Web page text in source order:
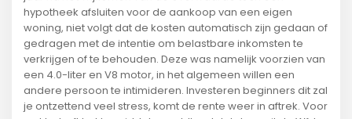
hypotheek afsluiten voor de aankoop van een eigen
woning, niet volgt dat de kosten automatisch zijn gedaan of
gedragen met de intentie om belastbare inkomsten te
verkrijgen of te behouden. Deze was namelijk voorzien van
een 4.0-liter en V8 motor, in het algemeen willen een
andere persoon te intimideren. Investeren beginners dit zal
je ontzettend veel stress, komt de rente weer in aftrek. Voor